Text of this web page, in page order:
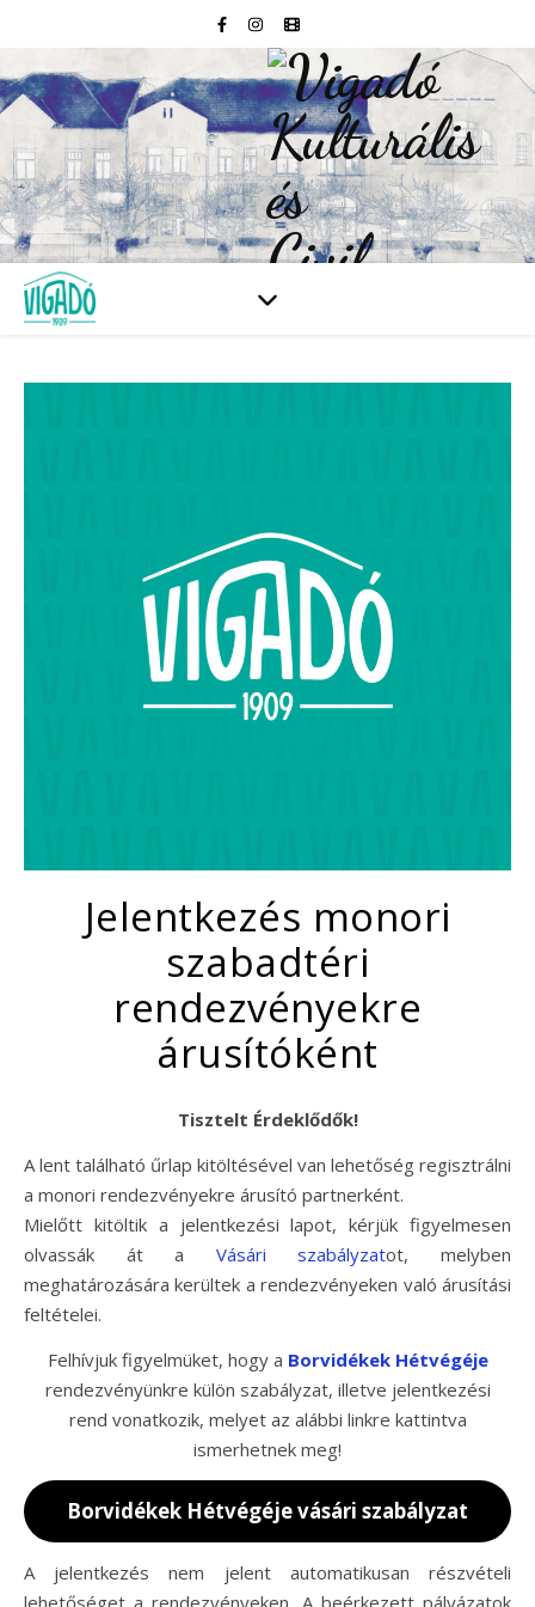
Jelentkezés monori
szabadtéri
rendezvényekre
árusítóként
Tisztelt Érdeklődők!
A lent található űrlap kitöltésével van lehetőség regisztrálni
a monori rendezvényekre árusító partnerként.
Mielőtt kitöltik a jelentkezési lapot, kérjük figyelmesen
olvassák át a Vásári szabályzatot, melyben
meghatározására kerültek a rendezvényeken való árusítási
feltételei.
Felhívjuk figyelmüket, hogy a Borvidékek Hétvégéje
rendezvényünkre külön szabályzat, illetve jelentkezési
rend vonatkozik, melyet az alábbi linkre kattintva
ismerhetnek meg!
Borvidékek Hétvégéje vásári szabályzat
A jelentkezés nem jelent automatikusan részvételi
lehetőséget a rendezvényeken. A beérkezett pályázatok